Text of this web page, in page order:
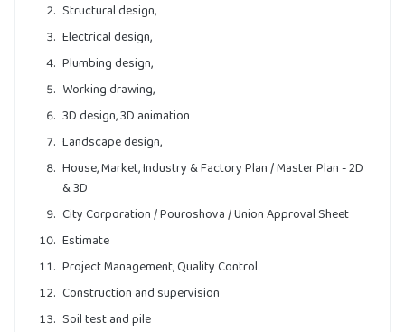
Structural design,
Electrical design,
Plumbing design,
Working drawing,
3D design, 3D animation
Landscape design,
House, Market, Industry & Factory Plan / Master Plan - 2D
& 3D
City Corporation / Pouroshova / Union Approval Sheet
Estimate
Project Management, Quality Control
Construction and supervision
Soil test and pile